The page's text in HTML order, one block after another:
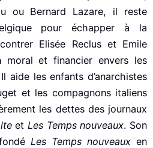
ou Bernard Lazare, il reste
pour échapper à la
Elisée Reclus et Emile
moral et financier envers les
aide les enfants d’anarchistes
et les compagnons italiens
les dettes des journaux
et Les Temps nouveaux. Son
Les Temps nouveaux en